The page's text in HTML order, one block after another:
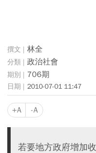
林全
政治社會
706期
2010-07-01 11:47
+A -A
若要地方政府增加